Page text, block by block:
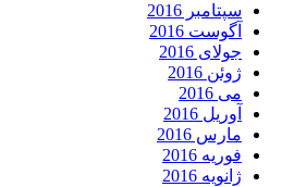
سپتامبر 2016
آگوست 2016
جولای 2016
ژوئن 2016
می 2016
آوریل 2016
مارس 2016
فوریه 2016
ژانویه 2016